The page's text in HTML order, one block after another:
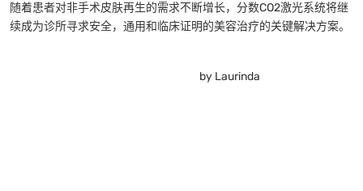
随着患者对非手术皮肤再生的需求不断增长，分数CO2激光系统将继
续成为诊所寻求安全，通用和临床证明的美容治疗的关键解决方案。
by Laurinda